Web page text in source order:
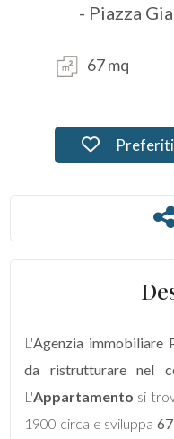
- Piazza
67 mq
Preferiti
L'Agenzia immobiliare
da ristrutturare nel
L'Appartamento si
1900 circa e sviluppa
Residenziali
Commerciali
Terreni
Totale